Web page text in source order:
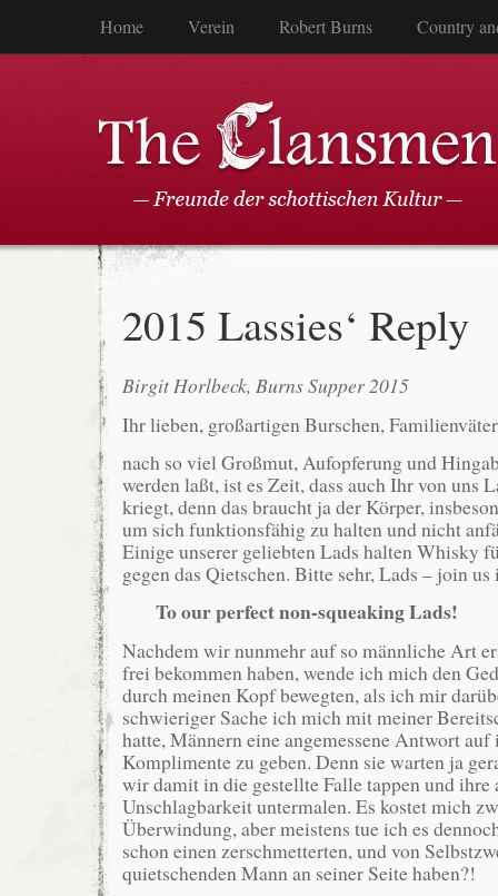
Home Verein Robert Burns Country
2015 Lassies‘ Reply
Birgit Horlbeck, Burns Supper 2015
Ihr lieben, großartigen Burschen,
nach so viel Großmut, Aufopferung und
werden laßt, ist es Zeit, dass auch Ihr von uns
kriegt, denn das braucht ja der Körper,
um sich funktionsfähig zu halten und nicht
Einige unserer geliebten Lads halten Whisky
gegen das Qietschen. Bitte sehr, Lads – join us
To our perfect non-squeaking Lads!
Nachdem wir nunmehr auf so männliche Art
frei bekommen haben, wende ich mich den
durch meinen Kopf bewegten, als ich mir
schwieriger Sache ich mich mit meiner
hatte, Männern eine angemessene Antwort
Komplimente zu geben. Denn sie warten ja
wir damit in die gestellte Falle tappen und ihre
Unschlagbarkeit untermalen. Es kostet mich
Überwindung, aber meistens tue ich es
schon einen zerschmetterten, und von
quietschenden Mann an seiner Seite haben?!